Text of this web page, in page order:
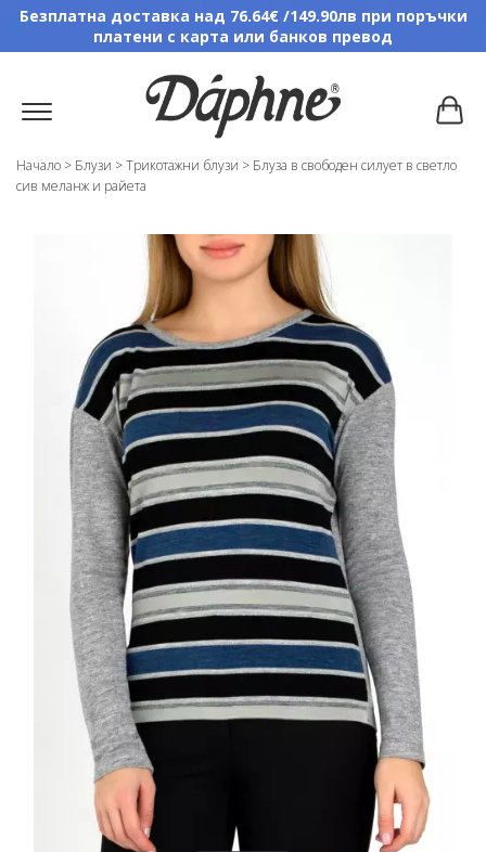
Безплатна доставка над 76.64€ /149.90лв при поръчки
платени с карта или банков превод
Начало > Блузи >Трикотажни блузи > Блуза в свободен силует в светло
сив меланж и райета